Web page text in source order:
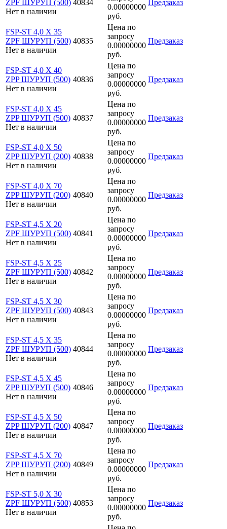
ZPF ШУРУП (500)
Нет в наличии
40834
0.00000000
руб.
Предзаказ
FSP-ST 4,0 X 35
ZPF ШУРУП (500)
Нет в наличии
40835
Цена по
запросу
0.00000000
руб.
Предзаказ
FSP-ST 4,0 X 40
ZPP ШУРУП (500)
Нет в наличии
40836
Цена по
запросу
0.00000000
руб.
Предзаказ
FSP-ST 4,0 X 45
ZPP ШУРУП (500)
Нет в наличии
40837
Цена по
запросу
0.00000000
руб.
Предзаказ
FSP-ST 4,0 X 50
ZPP ШУРУП (200)
Нет в наличии
40838
Цена по
запросу
0.00000000
руб.
Предзаказ
FSP-ST 4,0 X 70
ZPP ШУРУП (200)
Нет в наличии
40840
Цена по
запросу
0.00000000
руб.
Предзаказ
FSP-ST 4,5 X 20
ZPF ШУРУП (500)
Нет в наличии
40841
Цена по
запросу
0.00000000
руб.
Предзаказ
FSP-ST 4,5 X 25
ZPF ШУРУП (500)
Нет в наличии
40842
Цена по
запросу
0.00000000
руб.
Предзаказ
FSP-ST 4,5 X 30
ZPF ШУРУП (500)
Нет в наличии
40843
Цена по
запросу
0.00000000
руб.
Предзаказ
FSP-ST 4,5 X 35
ZPF ШУРУП (500)
Нет в наличии
40844
Цена по
запросу
0.00000000
руб.
Предзаказ
FSP-ST 4,5 X 45
ZPP ШУРУП (500)
Нет в наличии
40846
Цена по
запросу
0.00000000
руб.
Предзаказ
FSP-ST 4,5 X 50
ZPP ШУРУП (200)
Нет в наличии
40847
Цена по
запросу
0.00000000
руб.
Предзаказ
FSP-ST 4,5 X 70
ZPP ШУРУП (200)
Нет в наличии
40849
Цена по
запросу
0.00000000
руб.
Предзаказ
FSP-ST 5,0 X 30
ZPF ШУРУП (500)
Нет в наличии
40853
Цена по
запросу
0.00000000
руб.
Предзаказ